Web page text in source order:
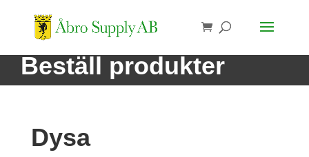
Beställ produkter
Dysa